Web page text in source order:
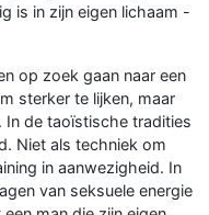
is in zijn eigen lichaam -
op zoek gaan naar een
sterker te lijken, maar
In de taoïstische tradities
Niet als techniek om
in aanwezigheid. In
van seksuele energie